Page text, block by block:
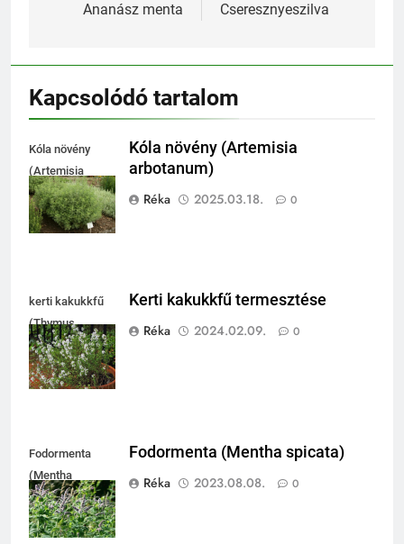
navigáció
Ananász menta
Cseresznyeszilva
Kapcsolódó tartalom
Kóla növény
(Artemisia
arbotanum)
Kóla növény (Artemisia
arbotanum)
Réka
2025.03.18. 0
kerti kakukkfű
(Thymus
vulgaris)
Kerti kakukkfű termesztése
Réka
2024.02.09. 0
Fodormenta
(Mentha
spicata)
Fodormenta (Mentha spicata)
Réka
2023.08.08. 0